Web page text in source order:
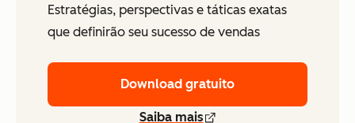
Estratégias, perspectivas e táticas exatas
que definirão seu sucesso de vendas
Download gratuito
Saiba mais